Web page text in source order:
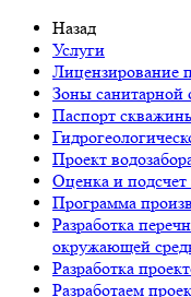
Назад
Услуги
Лицензирование
Зоны санитарной
Паспорт
Проект
Оценка и
Программа
Разработка
окружающей
Разработка
Разработаем